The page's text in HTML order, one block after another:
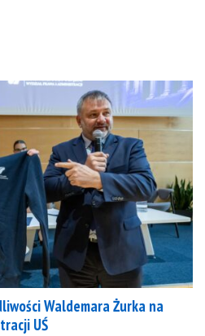
Waldemara Żurka na
UŚ